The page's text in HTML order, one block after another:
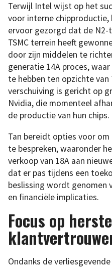
Terwijl Intel wijst op het
voor interne chipproductie,
ervoor gezorgd dat de N2-
TSMC terrein heeft
door zijn middelen te
generatie 14A proces,
te hebben ten opzichte van
verschuiving is gericht op
Nvidia, die momenteel
de productie van hun chips.
Tan bereidt opties voor
te bespreken, waaronder
verkoop van 18A aan
dat er pas tijdens een
beslissing wordt genomen
en financiële implicaties.
Focus op
Ondanks de